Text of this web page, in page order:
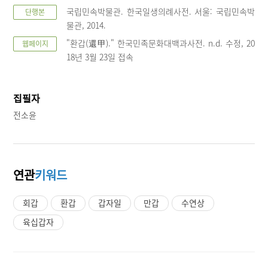
단행본
국립민속박물관. 한국일생의례사전. 서울: 국립민속박
물관, 2014.
웹페이지
"환갑(還甲)." 한국민족문화대백과사전. n.d. 수정, 20
18년 3월 23일 접속
집필자
전소윤
연관키워드
회갑 환갑 갑자일 만갑
수연상
육십갑자